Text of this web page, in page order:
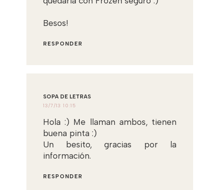
Besos!
RESPONDER
SOPA DE LETRAS
13/7/13 10:15
Hola :) Me llaman ambos, tienen
buena pinta :)
Un besito, gracias por la
información.
RESPONDER